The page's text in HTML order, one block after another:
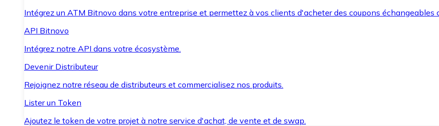
Intégrez un ATM Bitnovo dans votre entreprise et permettez à vos clients d'acheter des coupons échangeables
API Bitnovo
Intégrez notre API dans votre écosystème.
Devenir Distributeur
Rejoignez notre réseau de distributeurs et commercialisez nos produits.
Lister un Token
Ajoutez le token de votre projet à notre service d'achat, de vente et de swap.